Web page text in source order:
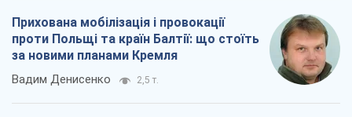
Прихована мобілізація і провокації
проти Польщі та країн Балтії: що стоїть
за новими планами Кремля
Вадим Денисенко 2,5 т.